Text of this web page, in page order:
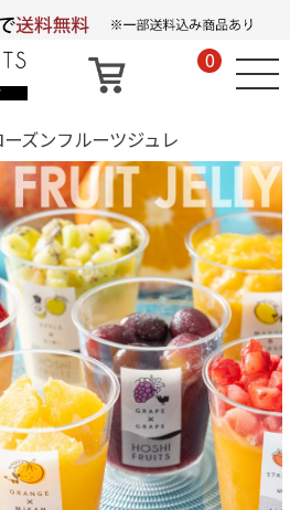
0
ーズンフルーツジュレ